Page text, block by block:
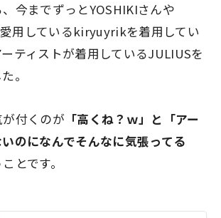
今までずっとYOSHIKIさんや
用しているkiryuyrikを着用してい
ティストが着用しているJULIUSを
。
付くのが 「高くね？ｗ」と「アー
のになんでそんなに気張ってる
とです。